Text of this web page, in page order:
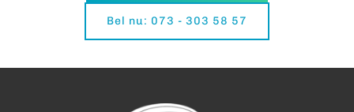
Bel nu: 073 - 303 58 57